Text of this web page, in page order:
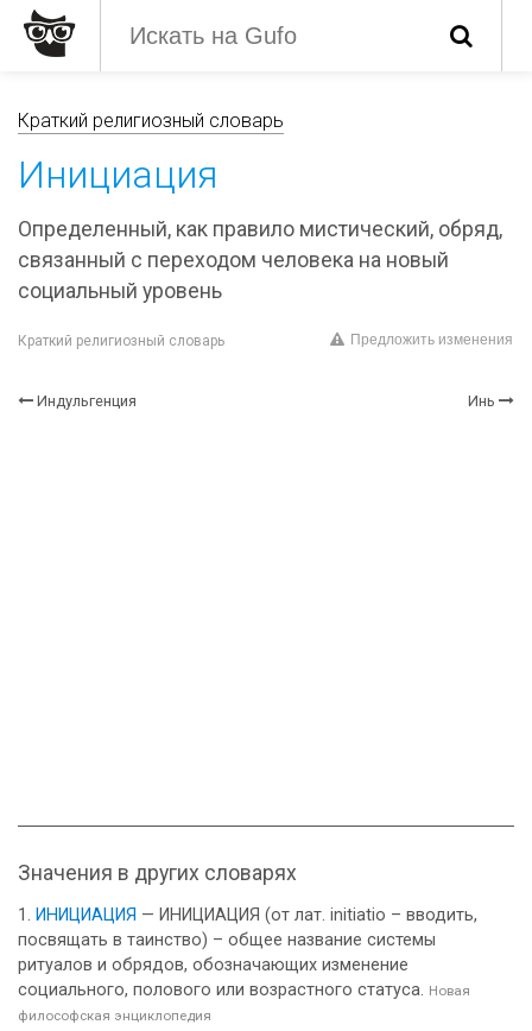
Краткий религиозный словарь
Инициация
Определенный, как правило мистический, обряд,
связанный с переходом человека на новый
социальный уровень
Краткий религиозный словарь Предложить изменения
Индульгенция Инь
Значения в других словарях
ИНИЦИАЦИЯ — ИНИЦИАЦИЯ (от лат. initiatio – вводить,
посвящать в таинство) – общее название системы
ритуалов и обрядов, обозначающих изменение
социального, полового или возрастного статуса. Новая
философская энциклопедия